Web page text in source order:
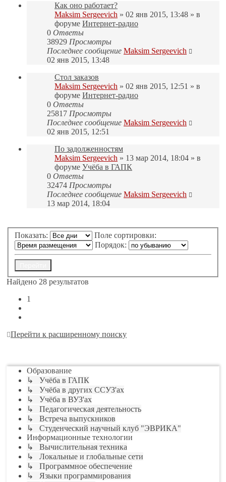
Как оно работает?
Maksim Sergeevich » 02 янв 2015, 13:48 » в
форуме Интернет-радио
0 Ответы
38929 Просмотры
Последнее сообщение Maksim Sergeevich
02 янв 2015, 13:48
Стол заказов
Maksim Sergeevich » 02 янв 2015, 12:51 » в
форуме Интернет-радио
0 Ответы
25817 Просмотры
Последнее сообщение Maksim Sergeevich
02 янв 2015, 12:51
По задолженностям
Maksim Sergeevich » 13 мар 2014, 18:04 » в
форуме Учёба в ГАПК
0 Ответы
32474 Просмотры
Последнее сообщение Maksim Sergeevich
13 мар 2014, 18:04
Показать:
Поле сортировки:
Порядок:
Найдено 28 результатов
1
Перейти к расширенному поиску
Образование
↳ Учёба в ГАПК
↳ Учёба в других ССУЗ'ах
↳ Учёба в ВУЗ'ах
↳ Педагогическая деятельность
↳ Встреча выпускников
↳ Студенческий научный клуб "ЭВРИКА"
Информационные технологии
↳ Вычислительная техника
↳ Локальные и глобальные сети
↳ Программное обеспечение
↳ Языки программирования